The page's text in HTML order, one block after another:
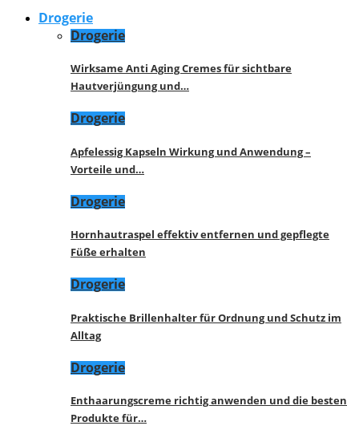
Drogerie
Drogerie
Wirksame Anti Aging Cremes für sichtbare
Hautverjüngung und…
Drogerie
Apfelessig Kapseln Wirkung und Anwendung –
Vorteile und…
Drogerie
Hornhautraspel effektiv entfernen und gepflegte
Füße erhalten
Drogerie
Praktische Brillenhalter für Ordnung und Schutz im
Alltag
Drogerie
Enthaarungscreme richtig anwenden und die besten
Produkte für…